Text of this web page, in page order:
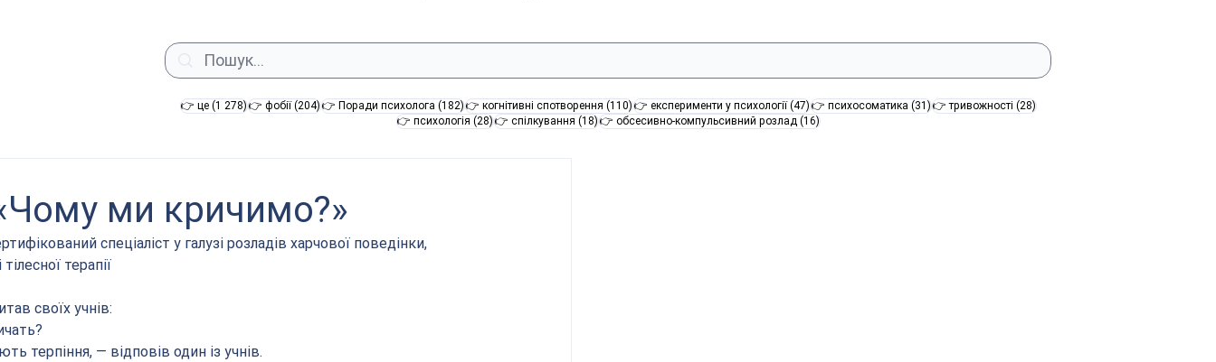
👉 це (1 278)1 278 постів
👉 фобії (204)204 пости
👉 Поради психолога (182)182 пости
👉 когнітивні спотворення (110)110 постів
👉 експерименти у психології (47)47 постів
👉 психосоматика (31)31 пост
👉 тривожності (28)28 постів
👉 психологія (28)28 постів
👉 спілкування (18)18 постів
👉 обсесивно-компульсивний розлад (16)16 постів
ми кричимо?»
спеціаліст у галузі розладів харчової поведінки,
терапії
своїх учнів:
терпіння, — відповів один із учнів.